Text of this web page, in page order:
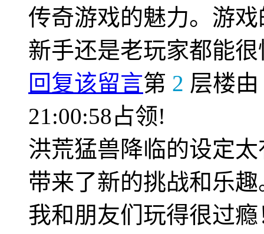
传奇游戏的魅力。游
新手还是老玩家都能
回复该留言第 2 层楼由
21:00:58占领!
洪荒猛兽降临的设定
带来了新的挑战和乐
我和朋友们玩得很过瘾